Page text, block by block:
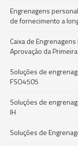
Engrenagens
de fornecimento a
Caixa de
Aprovação da
Soluções de
FSO4505
Soluções de
IH
Soluções de